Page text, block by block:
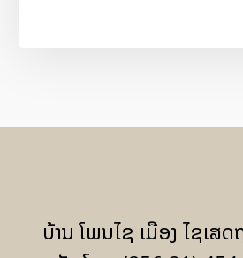
ບ້ານ ໂພນໄຊ ເມືອງ ໄຊເສ